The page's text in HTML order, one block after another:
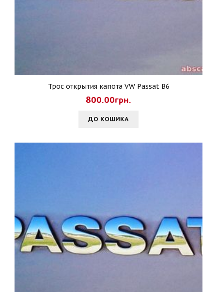
Трос открытия капота VW Passat B6
800.00грн.
ДО КОШИКА